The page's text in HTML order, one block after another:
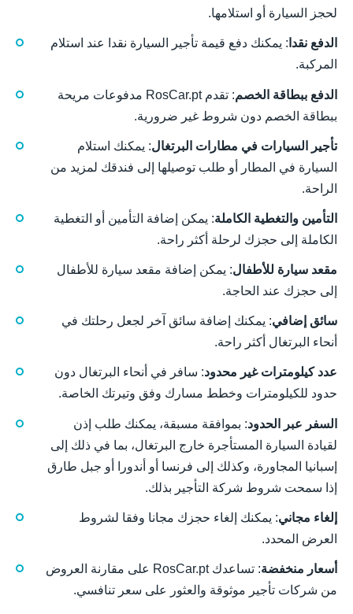
لحجز السيارة أو استلامها.
الدفع نقدا : يمكنك دفع قيمة تأجير السيارة نقدا عند استلام
المركبة.
الدفع ببطاقة الخصم
: تقدم RosCar.pt مدفوعات مريحة
ببطاقة الخصم دون شروط غير ضرورية.
تأجير السيارات في مطارات البرتغال: يمكنك استلام
السيارة في المطار أو طلب توصيلها إلى فندقك لمزيد من
الراحة.
التأمين والتغطية الكاملة: يمكن إضافة التأمين أو التغطية
الكاملة إلى حجزك لرحلة أكثر راحة.
مقعد سيارة للأطفال: يمكن إضافة مقعد سيارة للأطفال
إلى حجزك عند الحاجة.
سائق إضافي: يمكنك إضافة سائق آخر لجعل رحلتك في
أنحاء البرتغال أكثر راحة.
عدد كيلومترات غير محدود: سافر في أنحاء البرتغال دون
حدود للكيلومترات وخطط مسارك وفق وتيرتك الخاصة.
السفر عبر الحدود: بموافقة مسبقة، يمكنك طلب إذن
لقيادة السيارة المستأجرة خارج البرتغال، بما في ذلك إلى
إسبانيا المجاورة، وكذلك إلى فرنسا أو أندورا أو جبل طارق
إذا سمحت شروط شركة التأجير بذلك.
إلغاء مجاني: يمكنك إلغاء حجزك مجانا وفقا لشروط
العرض المحدد.
أسعار منخفضة
: تساعدك RosCar.pt على مقارنة العروض
من شركات تأجير موثوقة والعثور على سعر تنافسي.